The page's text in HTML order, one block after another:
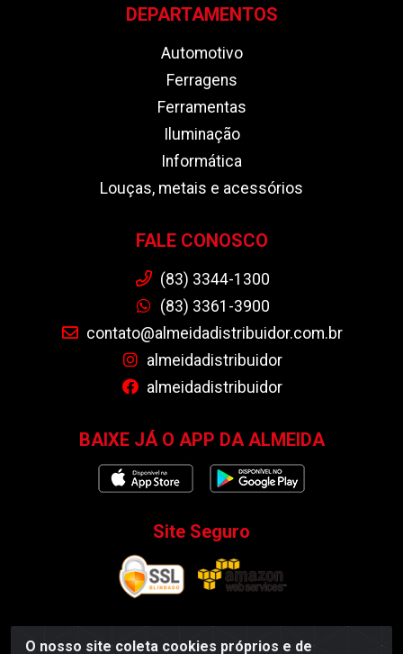
O nosso site coleta cookies próprios e de
DEPARTAMENTOS
Automotivo
Ferragens
Ferramentas
Iluminação
Informática
Louças, metais e acessórios
FALE CONOSCO
(83) 3344-1300
(83) 3361-3900
contato@almeidadistribuidor.com.br
almeidadistribuidor
almeidadistribuidor
BAIXE JÁ O APP DA ALMEIDA
Site Seguro